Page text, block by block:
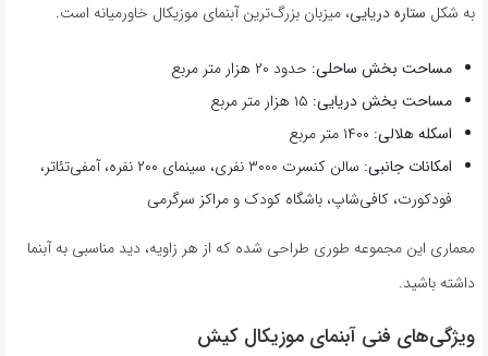
به شکل ستاره دریایی، میزبان بزرگ‌ترین آبنمای موزیکال خاورمیانه است.
مساحت بخش ساحلی: حدود ۲۰ هزار متر مربع
مساحت بخش دریایی:
اسکله هلالی:
امکانات جانبی:
سالن کنسرت ۳۰۰۰ نفری، سینمای ۲۰۰ نفره، آمفی‌تئاتر،
فودکورت، کافی‌شاپ، باشگاه کودک و مراکز سرگرمی
معماری این مجموعه طوری طراحی شده که از هر زاویه، دید مناسبی به آبنما
داشته باشید.
ویژگی‌های فنی آبنمای موزیکال کیش